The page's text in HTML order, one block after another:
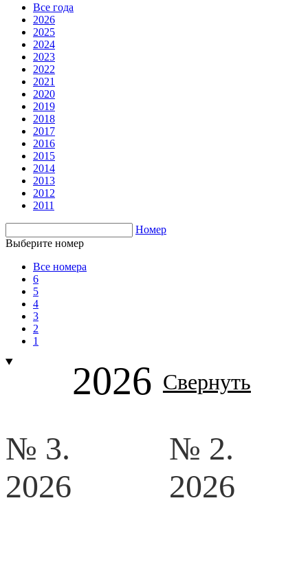
Все года
2026
2025
2024
2023
2022
2021
2020
2019
2018
2017
2016
2015
2014
2013
2012
2011
Номер
Выберите номер
Все номера
6
5
4
3
2
1
2026 Свернуть
№ 3.
2026
№ 2.
2026